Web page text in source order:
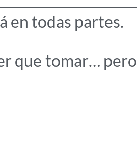
en todas partes.
que tomar… pero